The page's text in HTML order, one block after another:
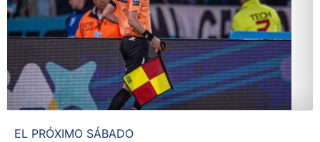
EL PRÓXIMO SÁBADO